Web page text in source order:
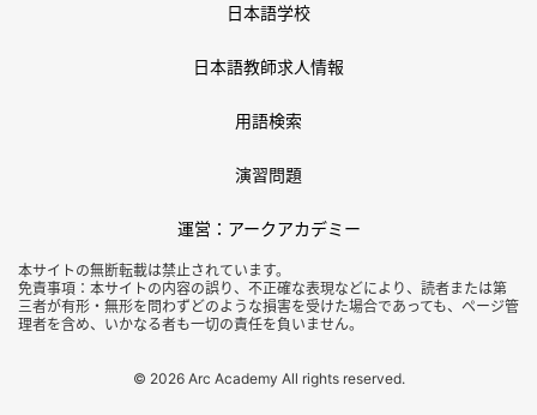
日本語学校
日本語教師求人情報
用語検索
演習問題
運営：アークアカデミー
本サイトの無断転載は禁止されています。
免責事項：本サイトの内容の誤り、不正確な表現などにより、読者または第
三者が有形・無形を問わずどのような損害を受けた場合であっても、ページ管
理者を含め、いかなる者も一切の責任を負いません。
© 2026 Arc Academy All rights reserved.